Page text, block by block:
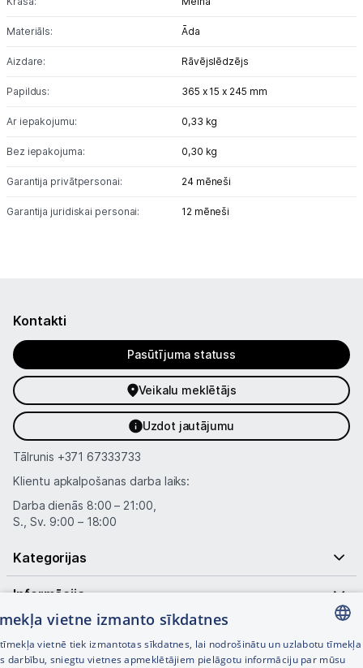
Telefoni, planšetdatori
Viedierīces
Vēlmju saraksts
Tehnikas izvešana
Uzņēmumiem
Kontakti
Materiāls: Āda
Aizdare: Rāvējslēdzējs
Papildus: 365 x 15 x 245 mm
Ar iepakojumu: 0,33 kg
Bez iepakojuma: 0,30 kg
Garantija privātpersonai: 24 mēneši
Garantija juridiskai personai: 12 mēneši
Kontakti
Pasūtījuma statuss
Veikalu meklētājs
Uzdot jautājumu
Tālrunis +371 67333733
Klientu apkalpošanas darba laiks:
Darba dienās 8:00 – 21:00,
S., Sv. 9:00 – 18:00
Kategorijas
Informācija
Noderīgas saites
LATVIAN
vietne izmanto sīkdatnes
vietnē tiek izmantotas sīkdatnes, lai nodrošinātu un uzlabotu tīmekļa
darbību, sniegtu vietnes apmeklētājiem pielāgotu informāciju par mūsu